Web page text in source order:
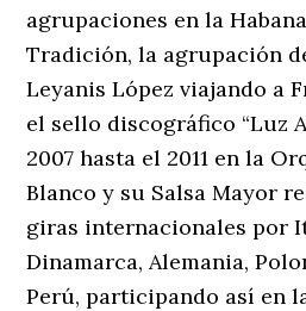
agrupaciones en la
Tradición, la agrupación
Leyanis López viajando a
el sello discográfico “Luz
2007 hasta el 2011 en la
Blanco y su Salsa Mayor
giras internacionales por
Dinamarca, Alemania,
Perú, participando así en